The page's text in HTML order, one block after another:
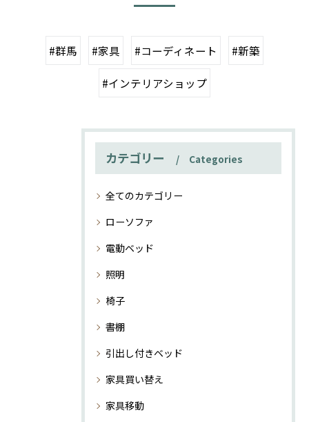
#群馬 #家具 #コーディネート #新築
#インテリアショップ
カテゴリー Categories
全てのカテゴリー
ローソファ
電動ベッド
照明
椅子
書棚
引出し付きベッド
家具買い替え
家具移動